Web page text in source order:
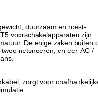
temperatuurbereik.
macht - met de ATI
pakket. Alle bouwdelen
beste reflector materiaal en
merk fabrikanten.
aluminium behuizing
duurzaam en roest-
voorschakelapparaten zijn
De enige zaken buiten
netsnoeren, en een AC /
zorgt voor